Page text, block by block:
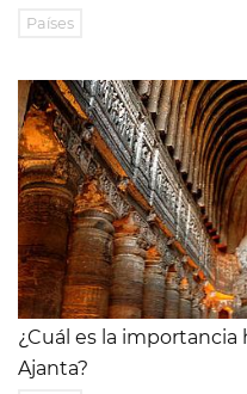
Países
¿Cuál es la importancia
Ajanta?